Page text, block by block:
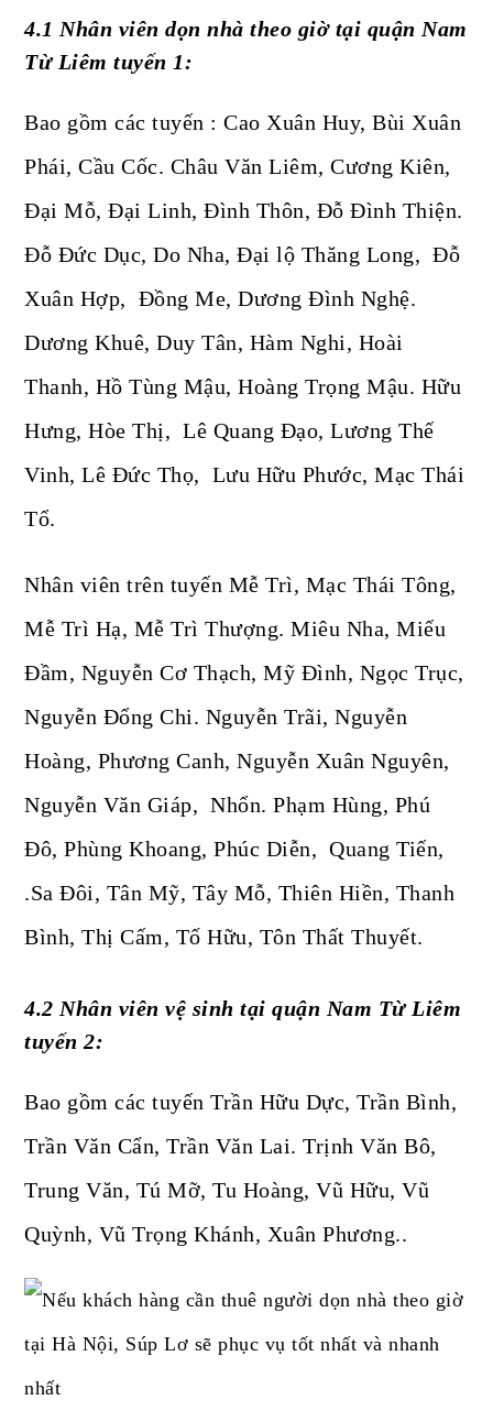
4.1 Nhân viên dọn nhà theo giờ tại quận Nam
Từ Liêm tuyến 1:
Bao gồm các tuyến : Cao Xuân Huy, Bùi Xuân
Phái, Cầu Cốc. Châu Văn Liêm, Cương Kiên,
Đại Mỗ, Đại Linh, Đình Thôn, Đỗ Đình Thiện.
Đỗ Đức Dục, Do Nha, Đại lộ Thăng Long, Đỗ
Xuân Hợp, Đồng Me, Dương Đình Nghệ.
Dương Khuê, Duy Tân, Hàm Nghi, Hoài
Thanh, Hồ Tùng Mậu, Hoàng Trọng Mậu. Hữu
Hưng, Hòe Thị, Lê Quang Đạo, Lương Thế
Vinh, Lê Đức Thọ, Lưu Hữu Phước, Mạc Thái
Tổ.
Nhân viên trên tuyến Mễ Trì, Mạc Thái Tông,
Mễ Trì Hạ, Mễ Trì Thượng. Miêu Nha, Miếu
Đầm, Nguyễn Cơ Thạch, Mỹ Đình, Ngọc Trục,
Nguyễn Đổng Chi. Nguyễn Trãi, Nguyễn
Hoàng, Phương Canh, Nguyễn Xuân Nguyên,
Nguyễn Văn Giáp, Nhổn. Phạm Hùng, Phú
Đô, Phùng Khoang, Phúc Diễn, Quang Tiến,
.Sa Đôi, Tân Mỹ, Tây Mỗ, Thiên Hiền, Thanh
Bình, Thị Cấm, Tố Hữu, Tôn Thất Thuyết.
4.2 Nhân viên vệ sinh tại quận Nam Từ Liêm
tuyến 2:
Bao gồm các tuyến Trần Hữu Dực, Trần Bình,
Trần Văn Cẩn, Trần Văn Lai. Trịnh Văn Bô,
Trung Văn, Tú Mỡ, Tu Hoàng, Vũ Hữu, Vũ
Quỳnh, Vũ Trọng Khánh, Xuân Phương..